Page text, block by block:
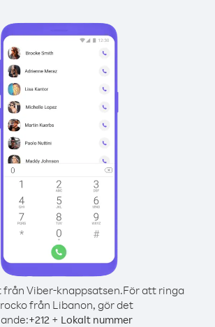
från Viber-knappsatsen.För att ringa
från Libanon, gör det
+212+ Lokalt nummer